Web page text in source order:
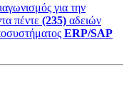
για την
πέντε (235) αδειών
ERP/SAP